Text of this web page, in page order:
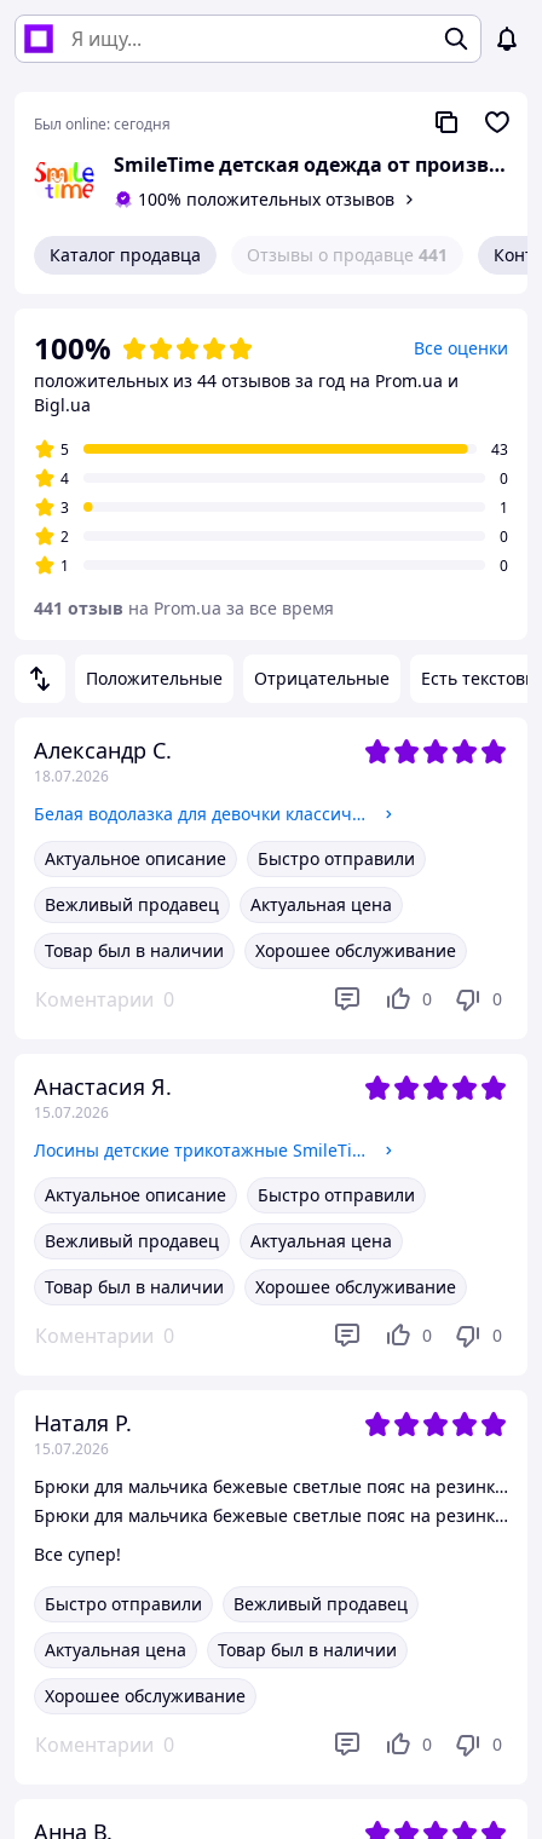
Был online:сегодня
SmileTime детская одежда от производителя
100% положительных отзывов
Каталог продавца Отзывы о продавце 441
Положительные Отрицательные Есть
Александр С.
18.07.2026
Белая водолазка для девочки классическая SmileTime Classic White
Актуальное описание
Быстро отправили
Вежливый продавец
Актуальная цена
Товар был в наличии
Хорошее обслуживание
Коментарии 0 0 0
Анастасия Я.
15.07.2026
Лосины детские трикотажные SmileTime Simple, черные 152
Актуальное описание
Быстро отправили
Вежливый продавец
Актуальная цена
Товар был в наличии
Хорошее обслуживание
Коментарии 0 0 0
Наталя Р.
15.07.2026
Брюки для мальчика бежевые светлые пояс на резинке Fashion SmileTime 152
Брюки для мальчика бежевые светлые пояс на резинке Fashion SmileTime 158
Все супер!
Быстро отправили
Вежливый продавец
Актуальная цена
Товар был в наличии
Хорошее обслуживание
Коментарии 0 0 0
Анна В.
100%
Все оценки
положительных из 44 отзывов за год на Prom.ua и
Bigl.ua
5
43
4
0
3
1
2
0
1
0
441 отзыв на Prom.ua за все время